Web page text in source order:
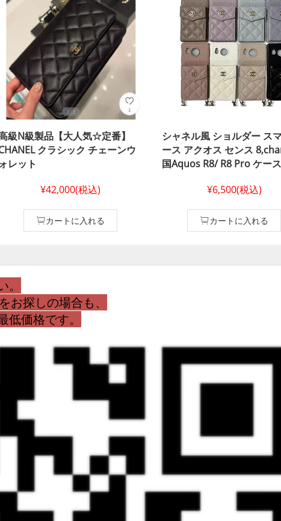
級N級製品【大人気☆定番】
クラシック チェーンウ
ォレット
¥42,000(税込)
カートに入れる
シャネル風 ショルダー スマホ ケ
ース アクオス センス 8,chanel 韓
国Aquos R8/ R8 Pro ケース レデ
sense7 Plus カバー ミラー 付き,
クオス スマホ ケース,
マホ ケース N級品 アクオス セン
¥6,500(税込)
カートに入れる
探しの場合も、
価格です。